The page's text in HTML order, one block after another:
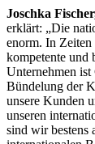
Joschka
erklärt: „Die
enorm. In
kompetente und
Unternehmen
Bündelung der
unsere Kunden
unseren
sind wir bestens